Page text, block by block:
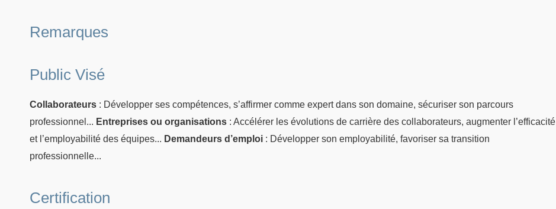
Remarques
Public Visé
Collaborateurs : Développer ses compétences, s’affirmer comme expert dans son domaine, sécuriser son parcours
professionnel... Entreprises ou organisations : Accélérer les évolutions de carrière des collaborateurs, augmenter l’efficacité
et l’employabilité des équipes... Demandeurs d’emploi : Développer son employabilité, favoriser sa transition
professionnelle...
Certification